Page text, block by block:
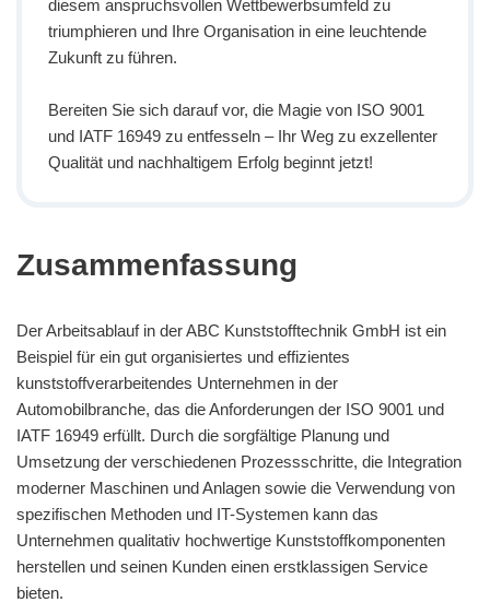
diesem anspruchsvollen Wettbewerbsumfeld zu
triumphieren und Ihre Organisation in eine leuchtende
Zukunft zu führen.
Bereiten Sie sich darauf vor, die Magie von ISO 9001
und IATF 16949 zu entfesseln – Ihr Weg zu exzellenter
Qualität und nachhaltigem Erfolg beginnt jetzt!
Zusammenfassung
Der Arbeitsablauf in der ABC Kunststofftechnik GmbH ist ein
Beispiel für ein gut organisiertes und effizientes
kunststoffverarbeitendes Unternehmen in der
Automobilbranche, das die Anforderungen der ISO 9001 und
IATF 16949 erfüllt. Durch die sorgfältige Planung und
Umsetzung der verschiedenen Prozessschritte, die Integration
moderner Maschinen und Anlagen sowie die Verwendung von
spezifischen Methoden und IT-Systemen kann das
Unternehmen qualitativ hochwertige Kunststoffkomponenten
herstellen und seinen Kunden einen erstklassigen Service
bieten.